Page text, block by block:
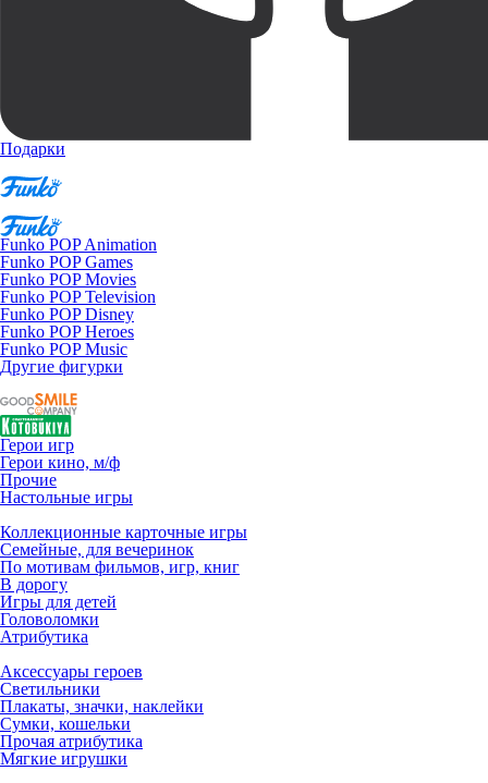
Подарки
Funko POP Animation
Funko POP Games
Funko POP Movies
Funko POP Television
Funko POP Disney
Funko POP Heroes
Funko POP Music
Другие фигурки
Герои игр
Герои кино, м/ф
Прочие
Настольные игры
Коллекционные карточные игры
Семейные, для вечеринок
По мотивам фильмов, игр, книг
В дорогу
Игры для детей
Головоломки
Атрибутика
Аксессуары героев
Светильники
Плакаты, значки, наклейки
Сумки, кошельки
Прочая атрибутика
Мягкие игрушки